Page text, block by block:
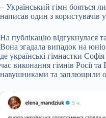
– Український гімн бояться
написав один з користувачів
На публікацію відгукнулася
Вона згадала випадок на
де українські гімнастки
час виконання гімнів Росії та
навушниками та заплющили